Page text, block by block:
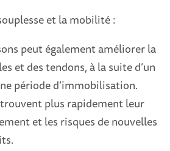
et la mobilité :
peut également améliorer la
et des tendons, à la suite d’un
période d’immobilisation.
plus rapidement leur
et les risques de nouvelles